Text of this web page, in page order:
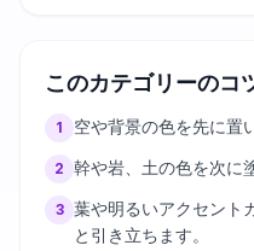
このカテゴリーのコ
1 空や背景の色を先に置
2 幹や岩、土の色を次に
3 葉や明るいアクセント
と引き立ちます。